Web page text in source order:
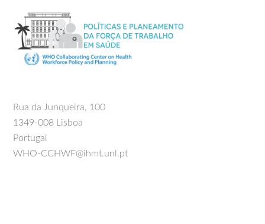
Rua da Junqueira, 100
1349-008 Lisboa
Portugal
WHO-CCHWF@ihmt.unl.pt